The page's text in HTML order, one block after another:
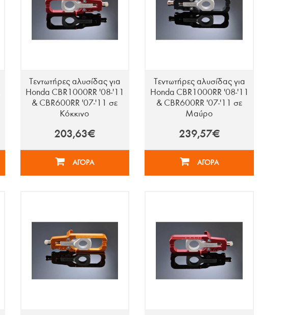
Τεντωτήρες αλυσίδας για
Honda CBR1000RR '08-'11
& CBR600RR '07-'11 σε
Κόκκινο
203,63€
ΑΓΟΡΑ
Τεντωτήρες αλυσίδας για
Honda CBR1000RR '08-'11
& CBR600RR '07-'11 σε
Μαύρο
239,57€
ΑΓΟΡΑ